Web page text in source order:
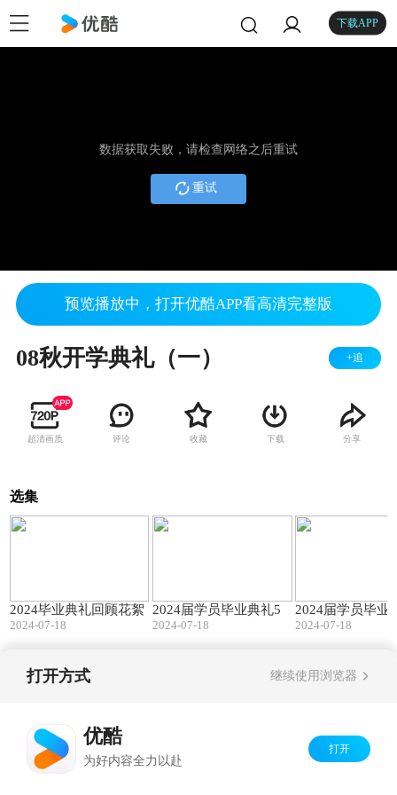
下载APP
数据获取失败，请检查网络之后重试
重试
预览播放中，打开优酷APP看高清完整版
08秋开学典礼（一） +追
超清画质 评论 收藏 下载 分享
选集
2024毕业典礼回顾花絮
2024-07-18
2024届学员毕业典礼5
2024-07-18
2024届学员毕业
2024-07-18
打开方式 继续使用浏览器
优酷
为好内容全力以赴
打开